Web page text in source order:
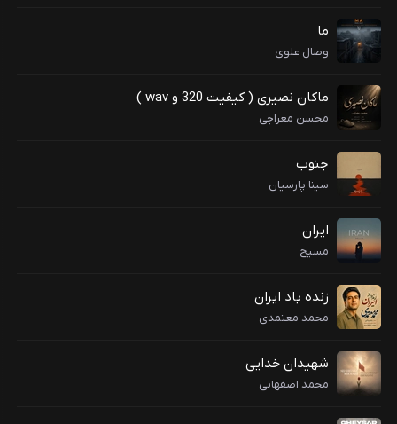
ما
وصال علوی
ماکان نصیری ( کیفیت 320 و wav )
محسن معراجی
جنوب
سینا پارسیان
ایران
مسیح
زنده باد ایران
محمد معتمدی
شهیدان خدایی
محمد اصفهانی